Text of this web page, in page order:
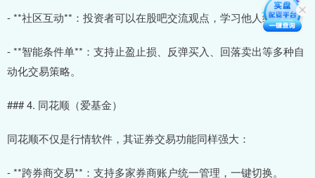
- **社区互动**：投资者可以在股吧交流观点，学习他人经验。
- **智能条件单**：支持止盈止损、反弹买入、回落卖出等多种自
动化交易策略。
### 4. 同花顺（爱基金）
同花顺不仅是行情软件，其证券交易功能同样强大：
- **跨券商交易**：支持多家券商账户统一管理，一键切换。